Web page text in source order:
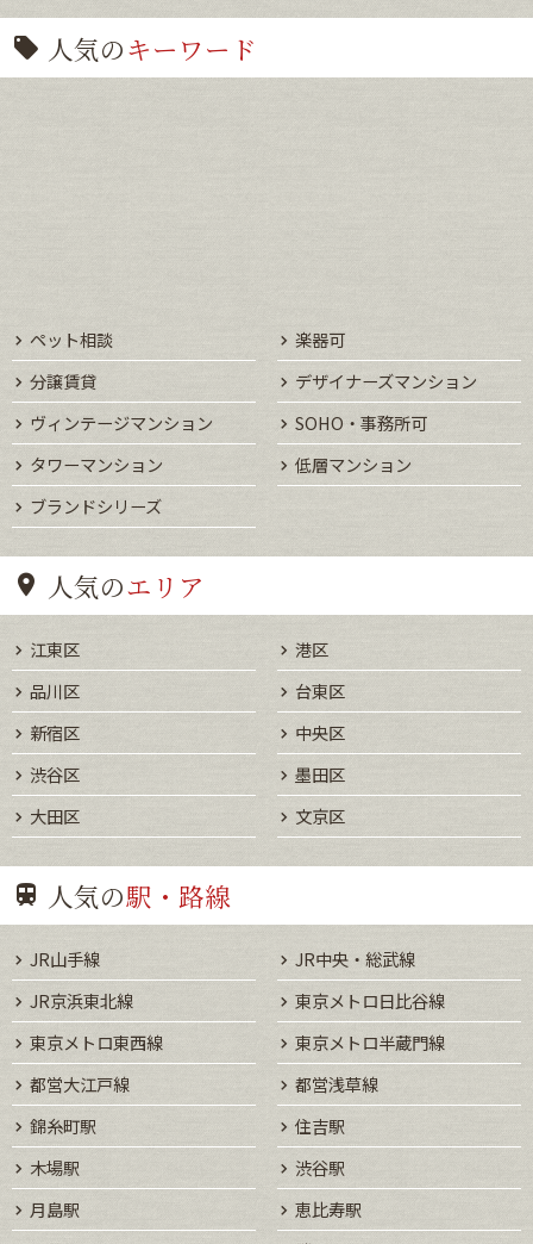
人気のキーワード
ペット相談
楽器可
分譲賃貸
デザイナーズマンション
ヴィンテージマンション
SOHO・事務所可
タワーマンション
低層マンション
ブランドシリーズ
人気のエリア
江東区
港区
品川区
台東区
新宿区
中央区
渋谷区
墨田区
大田区
文京区
人気の駅・路線
JR山手線
JR中央・総武線
JR京浜東北線
東京メトロ日比谷線
東京メトロ東西線
東京メトロ半蔵門線
都営大江戸線
都営浅草線
錦糸町駅
住吉駅
木場駅
渋谷駅
月島駅
恵比寿駅